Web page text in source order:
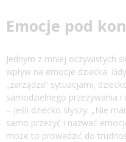
Emocje pod
Jednym z mniej oczywistych
wpływ na emocje dziecka.
„zarządza” sytuacjami,
samodzielnego przeżywania i
– Jeśli dziecko słyszy: „Nie
samo przeżyć i nazwać
może to prowadzić do